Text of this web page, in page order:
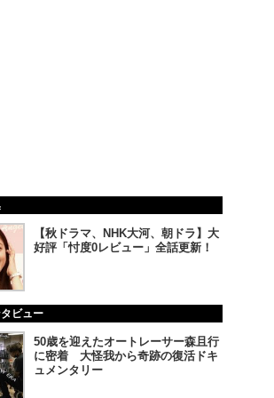
【秋ドラマ、NHK大河、朝ドラ】大
好評「忖度0レビュー」全話更新！
ビュー
50歳を迎えたオートレーサー森且行
に密着 大怪我から奇跡の復活ドキ
ュメンタリー